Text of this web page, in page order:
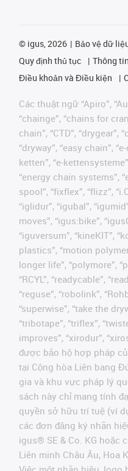
© igus, 2026 Bảo vệ dữ
Quy định thủ tục
Thông
Điều khoản và Điều kiện
Các thuật ngữ “Apiro”,
“chainge”, “chains for
chain”, “CTD”, “drygear”,
“dryway”, “easy chain”,
ketten”, “e-
“energy chain systems”,
spool”, “fixflex”, “flizz”,
“iglidur”, “igubal”,
moves”, “igus:bike”,
“iguversum”, “kineKIT”,
plastics”, “motion
longer life”, “polymore”,
“RCYL”, “readycable”,
“reguse”, “robolink”,
“superwise”, “take the
“tribotape”, “triflex”,
improves”, “xirodur”,
được bảo hộ hợp pháp
tại Cộng hòa Liên bang
gia và khu vực pháp lý
sách này chỉ mang tính
quyền sở hữu trí tuệ (ví
các đơn đăng ký nhãn
igus® SE & Co. KG hoặc
Liên minh Châu Âu, Hoa